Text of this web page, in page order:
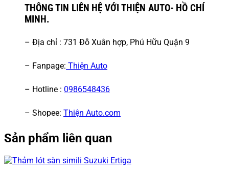
THÔNG TIN LIÊN HỆ VỚI THIỆN AUTO- HỒ CHÍ
MINH.
– Địa chỉ : 731 Đỗ Xuân hợp, Phú Hữu Quận 9
– Fanpage: Thiện Auto
– Hotline : 0986548436
– Shopee: Thiện Auto.com
Sản phẩm liên quan